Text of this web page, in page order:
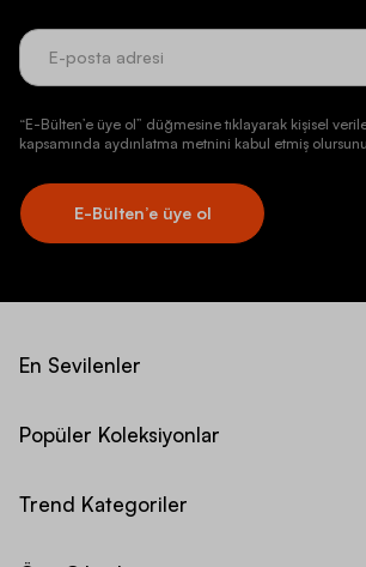
“E-Bülten’e üye ol” düğmesine tıklayarak kişisel
kapsamında aydınlatma metnini kabul etmiş
E-Bülten’e üye ol
En Sevilenler
Popüler Koleksiyonlar
Trend Kategoriler